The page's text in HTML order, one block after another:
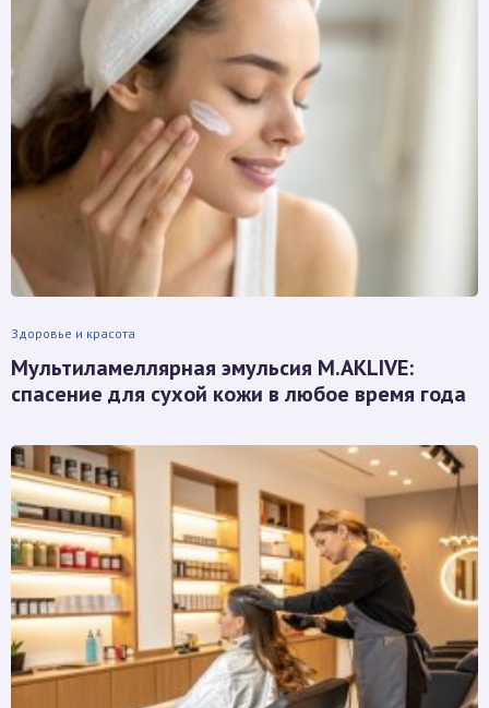
Здоровье и красота
Мультиламеллярная эмульсия M.AKLIVE:
спасение для сухой кожи в любое время года